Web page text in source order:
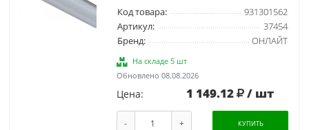
Код товара:
931301562
Артикул:
37454
Бренд:
ОНЛАЙТ
На складе 5 шт
Обновлено 08.08.2026
Цена: 1 149.12 / шт
- + КУПИТЬ